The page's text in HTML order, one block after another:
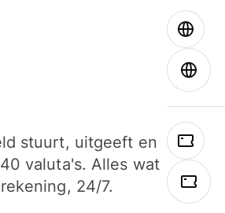
stuurt, uitgeeft en
valuta's. Alles wat
24/7.